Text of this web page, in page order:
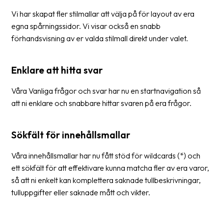
Kontakta
oss
villkor
Förbjudet
farligt
innehåll
Vi har skapat fler stilmallar att välja på för layout av era
egna spårningssidor. Vi visar också en snabb
förhandsvisning av er valda stilmall direkt under valet.
Enklare att hitta svar
Våra Vanliga frågor och svar har nu en startnavigation så
att ni enklare och snabbare hittar svaren på era frågor.
Sökfält för innehållsmallar
Våra innehållsmallar har nu fått stöd för wildcards (*) och
ett sökfält för att effektivare kunna matcha fler av era varor,
så att ni enkelt kan komplettera saknade tullbeskrivningar,
tulluppgifter eller saknade mått och vikter.